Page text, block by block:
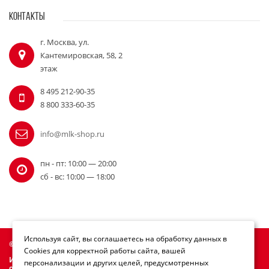
КОНТАКТЫ
г. Москва, ул.
Кантемировская, 58, 2
этаж
8 495 212-90-35
8 800 333-60-35
info@mlk-shop.ru
пн - пт: 10:00 — 20:00
сб - вс: 10:00 — 18:00
© Официальный дилер Milwaukee 2010 - 2026
Информация на сайте mlk-shop.ru не является публичной
Используя сайт, вы соглашаетесь на обработку данных в
Cookies для корректной работы сайта, вашей
персонализации и других целей, предусмотренных